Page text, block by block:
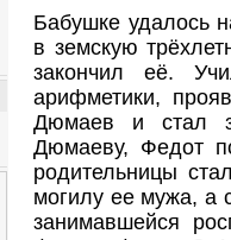
Бабушке удалось
в земскую
закончил её.
арифметики,
Дюмаев и стал
Дюмаеву, Федот
родительницы
могилу ее мужа, а
занимавшейся